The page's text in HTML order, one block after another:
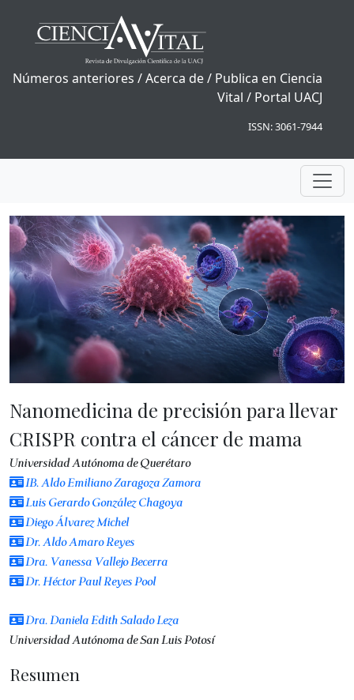
Números anteriores /Acerca de/ Publica en Ciencia
Vital / Portal UACJ
ISSN: 3061-7944
Nanomedicina de precisión para llevar
CRISPR contra el cáncer de mama
Universidad Autónoma de Querétaro
IB. Aldo Emiliano Zaragoza Zamora
Luis Gerardo González Chagoya
Diego Álvarez Michel
Dr. Aldo Amaro Reyes
Dra. Vanessa Vallejo Becerra
Dr. Héctor Paul Reyes Pool
Dra. Daniela Edith Salado Leza
Universidad Autónoma de San Luis Potosí
Resumen